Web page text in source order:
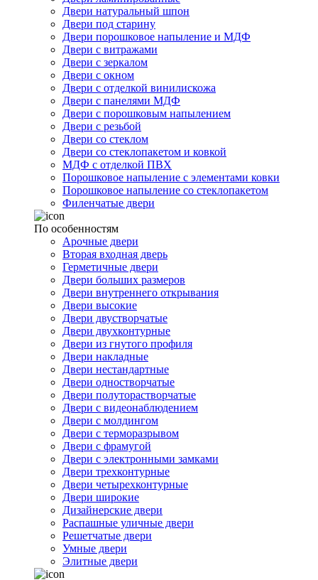
Двери натуральный шпон
Двери под старину
Двери порошковое напыление и МДФ
Двери с витражами
Двери с зеркалом
Двери с окном
Двери с отделкой винилискожа
Двери с панелями МДФ
Двери с порошковым напылением
Двери с резьбой
Двери со стеклом
Двери со стеклопакетом и ковкой
МДФ с отделкой ПВХ
Порошковое напыление с элементами ковки
Порошковое напыление со стеклопакетом
Филенчатые двери
По особенностям
Арочные двери
Вторая входная дверь
Герметичные двери
Двери больших размеров
Двери внутреннего открывания
Двери высокие
Двери двустворчатые
Двери двухконтурные
Двери из гнутого профиля
Двери накладные
Двери нестандартные
Двери одностворчатые
Двери полуторастворчатые
Двери с видеонаблюдением
Двери с молдингом
Двери с терморазрывом
Двери с фрамугой
Двери с электронными замками
Двери трехконтурные
Двери четырехконтурные
Двери широкие
Дизайнерские двери
Распашные уличные двери
Решетчатые двери
Умные двери
Элитные двери